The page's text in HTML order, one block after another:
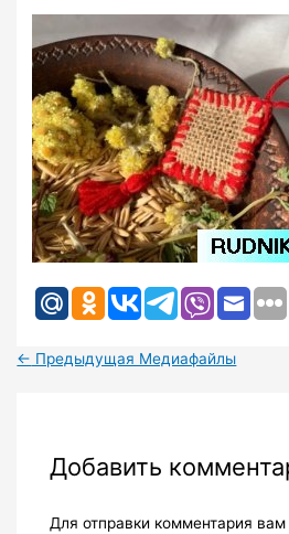
← Предыдущая Медиафайлы
Добавить
Для отправки комментария